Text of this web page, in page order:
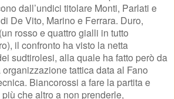
dall’undici titolare Monti, Parlati e
De Vito, Marino e Ferrara. Duro,
rosso e quattro gialli in tutto
il confronto ha visto la netta
sudtirolesi, alla quale ha fatto però da
tattica data al Fano
Biancorossi a fare la partita e
che altro a non prenderle,